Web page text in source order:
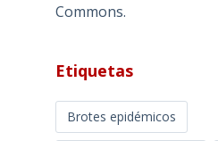
Commons.
Etiquetas
Brotes epidémicos